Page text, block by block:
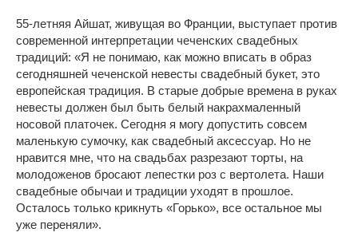
55-летняя Айшат, живущая во Франции, выступает против
современной интерпретации чеченских свадебных
традиций: «Я не понимаю, как можно вписать в образ
сегодняшней чеченской невесты свадебный букет, это
европейская традиция. В старые добрые времена в руках
невесты должен был быть белый накрахмаленный
носовой платочек. Сегодня я могу допустить совсем
маленькую сумочку, как свадебный аксессуар. Но не
нравится мне, что на свадьбах разрезают торты, на
молодоженов бросают лепестки роз с вертолета. Наши
свадебные обычаи и традиции уходят в прошлое.
Осталось только крикнуть «Горько», все остальное мы
уже переняли».